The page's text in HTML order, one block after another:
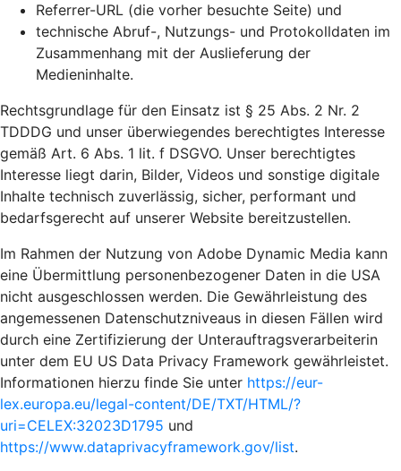
Referrer-URL (die vorher besuchte Seite) und
technische Abruf-, Nutzungs- und Protokolldaten im
Zusammenhang mit der Auslieferung der
Medieninhalte.
Rechtsgrundlage für den Einsatz ist § 25 Abs. 2 Nr. 2
TDDDG und unser überwiegendes berechtigtes Interesse
gemäß Art. 6 Abs. 1 lit. f DSGVO. Unser berechtigtes
Interesse liegt darin, Bilder, Videos und sonstige digitale
Inhalte technisch zuverlässig, sicher, performant und
bedarfsgerecht auf unserer Website bereitzustellen.
Im Rahmen der Nutzung von Adobe Dynamic Media kann
eine Übermittlung personenbezogener Daten in die USA
nicht ausgeschlossen werden. Die Gewährleistung des
angemessenen Datenschutzniveaus in diesen Fällen wird
durch eine Zertifizierung der Unterauftragsverarbeiterin
unter dem EU US Data Privacy Framework gewährleistet.
Informationen hierzu finde Sie unter https://eur-
lex.europa.eu/legal-content/DE/TXT/HTML/?
uri=CELEX:32023D1795 und
https://www.dataprivacyframework.gov/list.